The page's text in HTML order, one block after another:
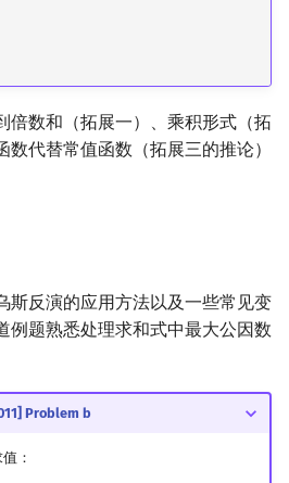
倍数和（拓展一）、乘积形式（拓
代替常值函数（拓展三的推论）
斯反演的应用方法以及一些常见变
例题熟悉处理求和式中最大公因数
Problem b
：